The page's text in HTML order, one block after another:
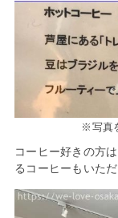
※写真
コーヒー好きの方
るコーヒーもいただ